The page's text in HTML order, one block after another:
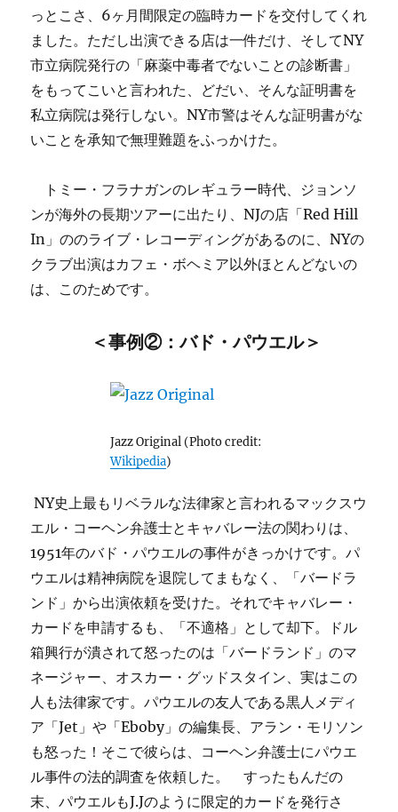
っとこさ、6ヶ月間限定の臨時カードを交付してくれ
ました。ただし出演できる店は一件だけ、そしてNY
市立病院発行の「麻薬中毒者でないことの診断書」
をもってこいと言われた、どだい、そんな証明書を
私立病院は発行しない。NY市警はそんな証明書がな
いことを承知で無理難題をふっかけた。
トミー・フラナガンのレギュラー時代、ジョンソ
ンが海外の長期ツアーに出たり、NJの店「Red Hill
In」ののライブ・レコーディングがあるのに、NYの
クラブ出演はカフェ・ボヘミア以外ほとんどないの
は、このためです。
＜事例②：バド・パウエル＞
Jazz Original (Photo credit:
Wikipedia)
NY史上最もリベラルな法律家と言われるマックスウ
エル・コーヘン弁護士とキャバレー法の関わりは、
1951年のバド・パウエルの事件がきっかけです。パ
ウエルは精神病院を退院してまもなく、「バードラ
ンド」から出演依頼を受けた。それでキャバレー・
カードを申請するも、「不適格」として却下。ドル
箱興行が潰されて怒ったのは「バードランド」のマ
ネージャー、オスカー・グッドスタイン、実はこの
人も法律家です。パウエルの友人である黒人メディ
ア「Jet」や「Eboby」の編集長、アラン・モリソン
も怒った！そこで彼らは、コーヘン弁護士にパウエ
ル事件の法的調査を依頼した。 すったもんだの
末、パウエルもJ.Jのように限定的カードを発行さ